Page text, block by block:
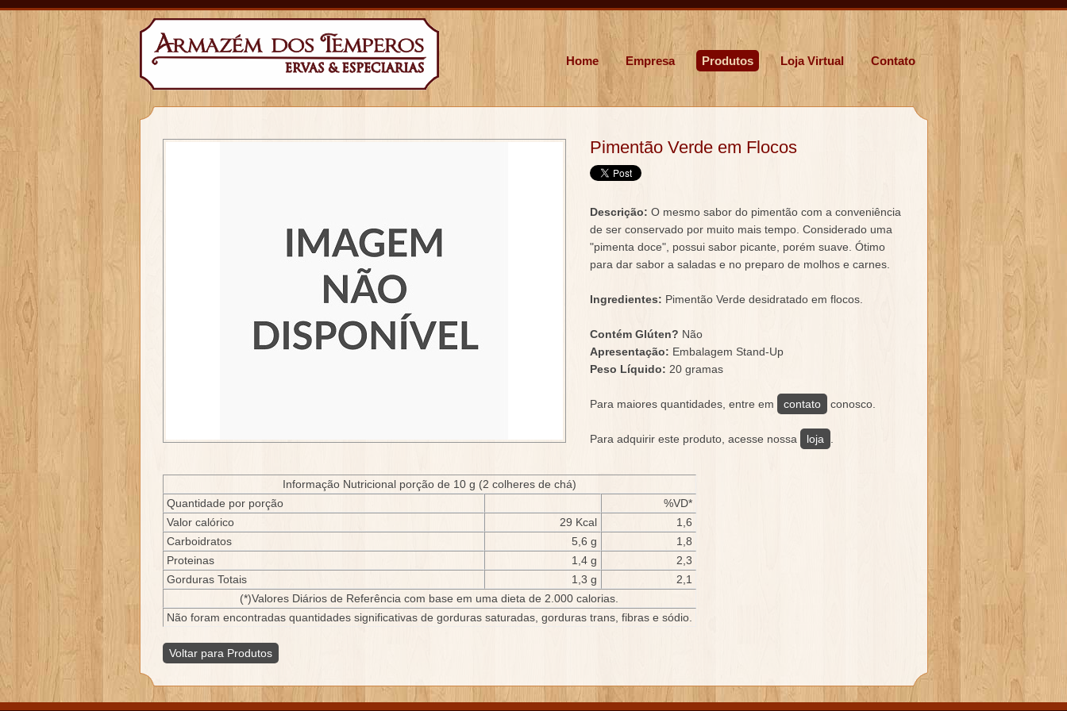
Home Empresa Produtos Loja Virtual Contato
Pimentão Verde em Flocos
Descrição: O mesmo sabor do pimentão com a conveniência
de ser conservado por muito mais tempo. Considerado uma
"pimenta doce", possui sabor picante, porém suave. Ótimo
para dar sabor a saladas e no preparo de molhos e carnes.
Ingredientes: Pimentão Verde desidratado em flocos.
Contém Glúten? Não
Apresentação: Embalagem Stand-Up
Peso Líquido: 20 gramas
Para maiores quantidades, entre em contato conosco.
Para adquirir este produto, acesse nossa loja
Informação Nutricional porção de 10 g (2 colheres de chá)
Quantidade por porção
%VD*
Valor calórico
29 Kcal
1,6
Carboidratos
5,6 g
1,8
Proteinas
1,4 g
2,3
Gorduras Totais
1,3 g
2,1
(*)Valores Diários de Referência com base em uma dieta de 2.000 calorias.
Não foram encontradas quantidades significativas de gorduras saturadas, gorduras trans, fibras e sódio.
Voltar para Produtos